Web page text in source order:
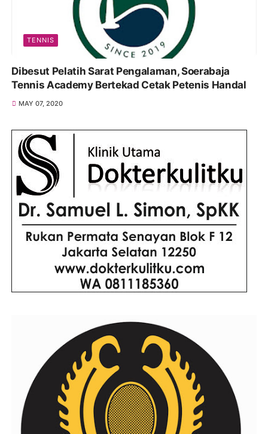
TENNIS
Dibesut Pelatih Sarat Pengalaman, Soerabaja
Tennis Academy Bertekad Cetak Petenis Handal
MAY 07, 2020